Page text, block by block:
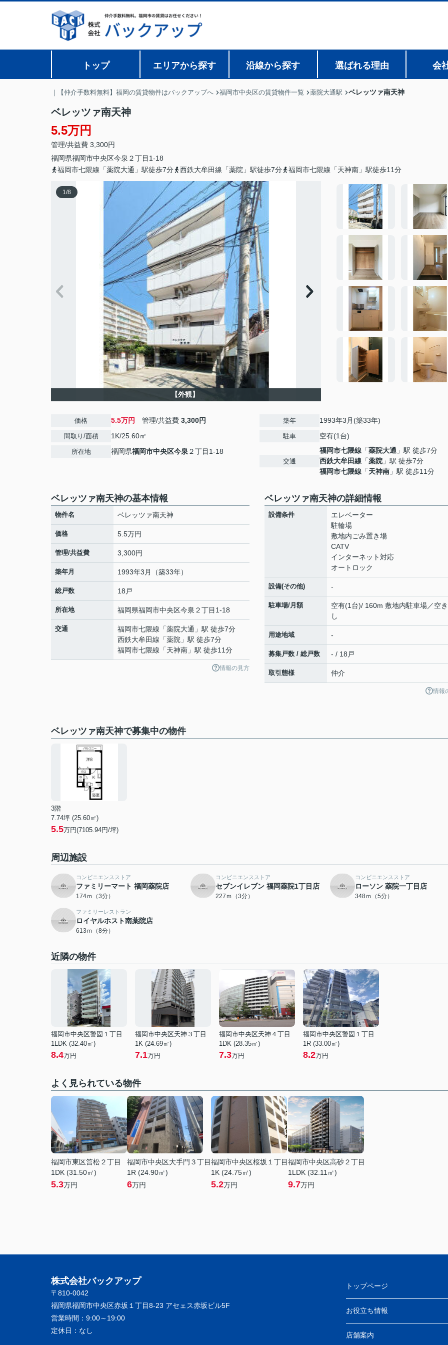
トップ エリアから探す 沿線から探す 選ばれる理由 会
｜【仲介手数料無料】福岡の賃貸物件はバックアップへ 福岡市中央区の賃貸物件一覧 薬院大通駅 ベレッツァ南天神
ベレッツァ南天神
5.5万円
管理/共益費 3,300円
福岡県福岡市中央区今泉 ２丁目1-18
福岡市七隈線「薬院大通」駅徒歩7分
西鉄大牟田線「薬院」駅徒歩7分 福岡市七隈線「天神南」駅徒歩11分
1/8
【外観】
価格 5.5万円 管理/共益費 3,300円
間取り/面積 1K/25.60㎡
所在地 福岡県福岡市中央区今泉 ２丁目1-18
築年 1993年3月(築33年)
駐車 空有(1台)
交通
福岡市七隈線 「薬院大通 」駅 徒歩7分
西鉄大牟田線 「薬院 」駅 徒歩7分
福岡市七隈線 「天神南 」駅 徒歩11分
ベレッツァ南天神の基本情報
物件名 ベレッツァ南天神
価格 5.5万円
管理/共益費 3,300円
築年月 1993年3月（築33年）
総戸数 18戸
所在地 福岡県福岡市中央区今泉 ２丁目1-18
交通 福岡市七隈線 「薬院大通 」駅 徒歩7分
西鉄大牟田線 「薬院 」駅 徒歩7分
福岡市七隈線 「天神南 」駅 徒歩11分
情報の見方
ベレッツァ南天神の詳細情報
設備条件
エレベーター
駐輪場
敷地内ごみ置き場
CATV
インターネット対応
オートロック
設備(その他) -
駐車場/月額
空有(1台)/ 160m 敷地内駐車場／空
し
用途地域 -
募集戸数 / 総戸数 - / 18戸
取引態様 仲介
情報
ベレッツァ南天神で募集中の物件
3階
7.74坪 (25.60㎡)
5.5万円(7105.94円/坪)
周辺施設
コンビニエンスストア
ファミリーマート 福岡薬院店
174ｍ（3分）
コンビニエンスストア
セブンイレブン 福岡薬院1丁目店
227ｍ（3分）
コンビニエンスストア
ローソン 薬院一丁目店
348ｍ（5分）
ファミリーレストラン
ロイヤルホスト南薬院店
613ｍ（8分）
近隣の物件
福岡市中央区警固１丁目
1LDK (32.40㎡)
8.4万円
福岡市中央区天神３丁目
1K (24.69㎡)
7.1万円
福岡市中央区天神４丁目
1DK (28.35㎡)
7.3万円
福岡市中央区警固１丁目
1R (33.00㎡)
8.2万円
よく見られている物件
福岡市東区筥松２丁目
1DK (31.50㎡)
5.3万円
福岡市中央区大手門３丁目
1R (24.90㎡)
6万円
福岡市中央区桜坂１丁目
1K (24.75㎡)
5.2万円
福岡市中央区高砂２丁目
1LDK (32.11㎡)
9.7万円
株式会社バックアップ
〒810-0042
福岡県福岡市中央区赤坂１丁目8-23 アセェス赤坂ビル5F
営業時間： 9:00～19:00
定休日： なし
トップページ
お役立ち情報
店舗案内